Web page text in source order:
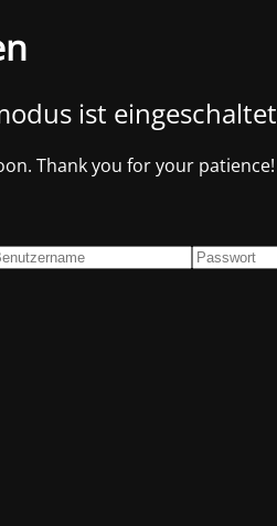
ist eingeschaltet
Thank you for your patience!